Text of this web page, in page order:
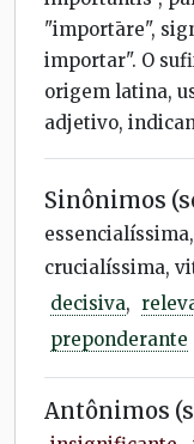
"importāre",
importar". O
origem latina,
adjetivo,
Sinônimos
crucialíssima,
decisiva,
preponderante
Antônimos